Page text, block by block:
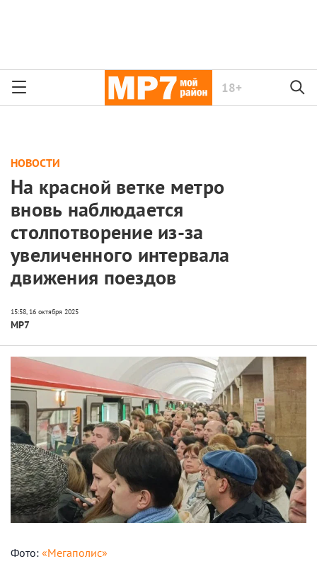
18+
НОВОСТИ
На красной ветке метро
вновь наблюдается
столпотворение из-за
увеличенного интервала
движения поездов
МР7
Фото: «Мегаполис»